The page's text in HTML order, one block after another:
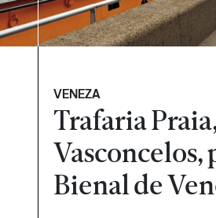
VENEZA
Trafaria
Vasconcelos,
Bienal de